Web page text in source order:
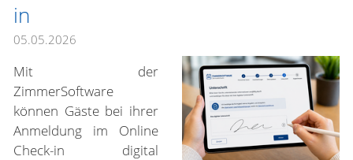
in
05.05.2026
Mit der
ZimmerSoftware
können Gäste bei ihrer
Anmeldung im Online
Check-in digital